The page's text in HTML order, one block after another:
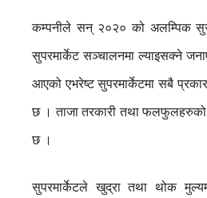
कम्पनीले सन् २०२० को अलम्पिक
सुपरमार्केट सञ्चालनमा ल्याइसक्ने
आएको एभरेष्ट सुपरमार्केटमा सबै
छ । ताजा तरकारी तथा फलफुलहरुको
छ ।
सुपरमार्केटले खुद्रा तथा थोक